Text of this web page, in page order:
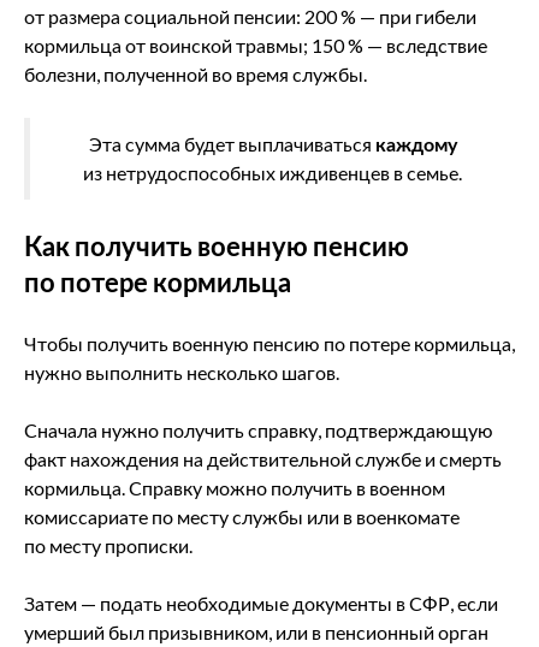
от размера социальной пенсии: 200 % — при гибели
кормильца от воинской травмы; 150 % — вследствие
болезни, полученной во время службы.
Эта сумма будет выплачиваться каждому
из нетрудоспособных иждивенцев в семье.
Как получить военную пенсию
по потере кормильца
Чтобы получить военную пенсию по потере кормильца,
нужно выполнить несколько шагов.
Сначала нужно получить справку, подтверждающую
факт нахождения на действительной службе и смерть
кормильца. Справку можно получить в военном
комиссариате по месту службы или в военкомате
по месту прописки.
Затем — подать необходимые документы в СФР, если
умерший был призывником, или в пенсионный орган